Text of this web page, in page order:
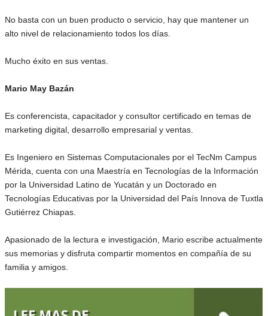
No basta con un buen producto o servicio, hay que mantener un
alto nivel de relacionamiento todos los días.
Mucho éxito en sus ventas.
Mario May Bazán
Es conferencista, capacitador y consultor certificado en temas de
marketing digital, desarrollo empresarial y ventas.
Es Ingeniero en Sistemas Computacionales por el TecNm Campus
Mérida, cuenta con una Maestría en Tecnologías de la Información
por la Universidad Latino de Yucatán y un Doctorado en
Tecnologías Educativas por la Universidad del País Innova de Tuxtla
Gutiérrez Chiapas.
Apasionado de la lectura e investigación, Mario escribe actualmente
sus memorias y disfruta compartir momentos en compañía de su
familia y amigos.